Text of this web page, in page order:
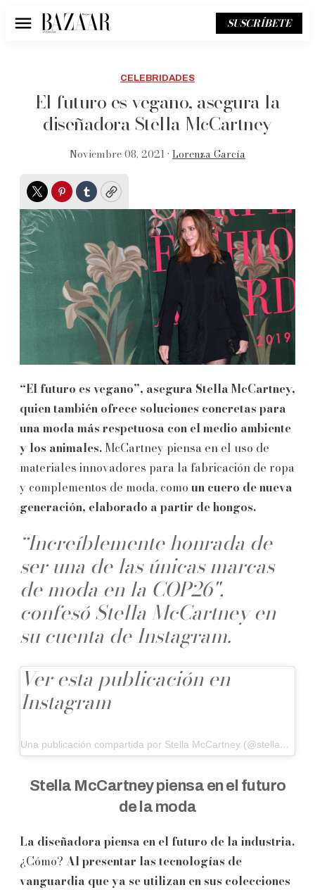
Menú SUSCRÍBETE
CELEBRIDADES
El futuro es vegano, asegura la
diseñadora Stella McCartney
Noviembre 08, 2021 • Lorenza García
TwitterPinterest
TumblrCopy
“El futuro es vegano”, asegura Stella McCartney,
quien también ofrece soluciones concretas para
una moda más respetuosa con el medio ambiente
y los animales. McCartney piensa en el uso de
materiales innovadores para la fabricación de ropa
y complementos de moda, como un cuero de nueva
generación, elaborado a partir de hongos.
“Increíblemente honrada de
ser una de las únicas marcas
de moda en la COP26",
confesó Stella McCartney en
su cuenta de Instagram.
Ver esta publicación en
Instagram
Una publicación compartida por Stella McCartney (@stellamccartney)
Stella McCartney piensa en el futuro
de la moda
La diseñadora piensa en el futuro de la industria.
¿Cómo? Al presentar las tecnologías de
vanguardia que ya se utilizan en sus colecciones